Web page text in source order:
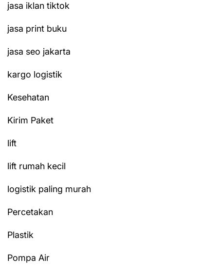
jasa iklan tiktok
jasa print buku
jasa seo jakarta
kargo logistik
Kesehatan
Kirim Paket
lift
lift rumah kecil
logistik paling murah
Percetakan
Plastik
Pompa Air